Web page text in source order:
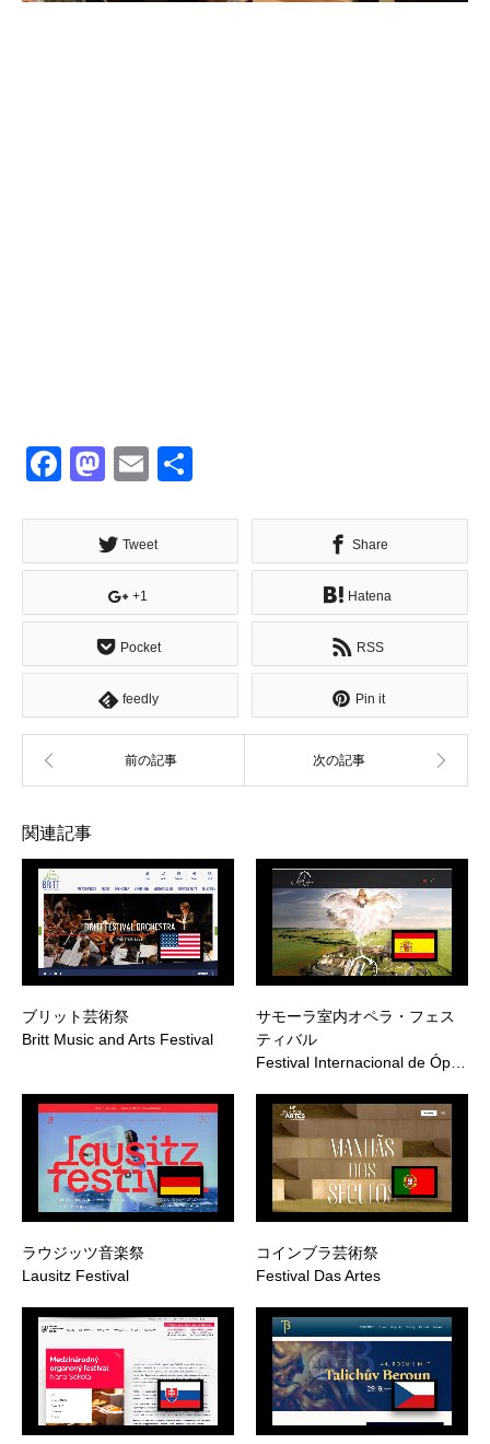
Facebook
Mastodon
Email
Tweet Share
+1 Hatena
Pocket RSS
feedly Pin it
関連記事
ブリット芸術祭
Britt Music and Arts Festival
サモーラ室内オペラ・フェス
ティバル
Festival Internacional de Óp…
ラウジッツ音楽祭
Lausitz Festival
コインブラ芸術祭
Festival Das Artes